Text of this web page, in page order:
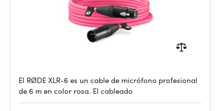
El RØDE XLR-6 es un cable de micrófono profesional
de 6 m en color rosa. El cableado